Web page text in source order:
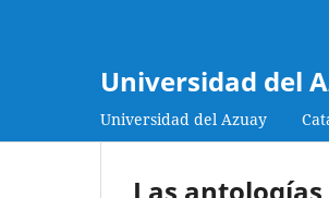
Universidad del
Universidad del Azuay